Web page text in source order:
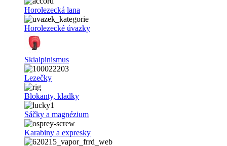
Horolezecká lana
Horolezecké úvazky
Skialpinismus
Lezečky
Blokanty, kladky
Sáčky a magnézium
Karabiny a expresky